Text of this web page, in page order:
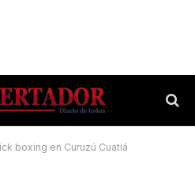
boxing en Curuzú Cuatiá